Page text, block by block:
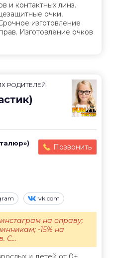
и контактных линз.
очки,
изготовление
Изготовление очков
РОДИТЕЛЕЙ
Позвонить
vk.com
на оправу;
-15% на
С...